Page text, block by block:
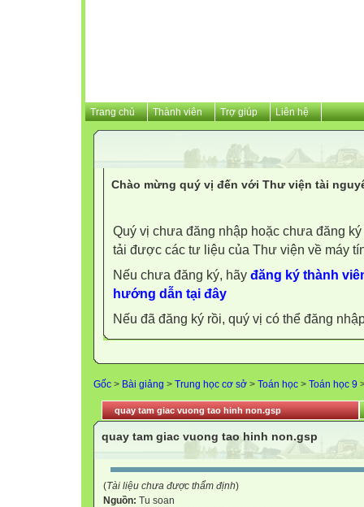
Trang chủ Thành viên Trợ giúp Liên hệ
Chào mừng quý vị đến với Thư viện tài
Quý vị chưa đăng nhập hoặc chưa đăng
tải được các tư liệu của Thư viện về máy
Nếu chưa đăng ký, hãy đăng ký thành
hướng dẫn tại đây
Nếu đã đăng ký rồi, quý vị có thể đăng
Gốc > Bài giảng > Trung học cơ sở > Toán học > Toán học 9
quay tam giac vuong tao hinh non.gsp
quay tam giac vuong tao hinh non.gsp
(Tài liệu chưa được thẩm định)
Nguồn: Tu soan